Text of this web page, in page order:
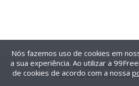
@2014-2026 99Freelas. Todos os
Termos de uso| Política de
Nós fazemos uso de cookies em
a sua experiência. Ao utilizar a
de cookies de acordo com a nossa